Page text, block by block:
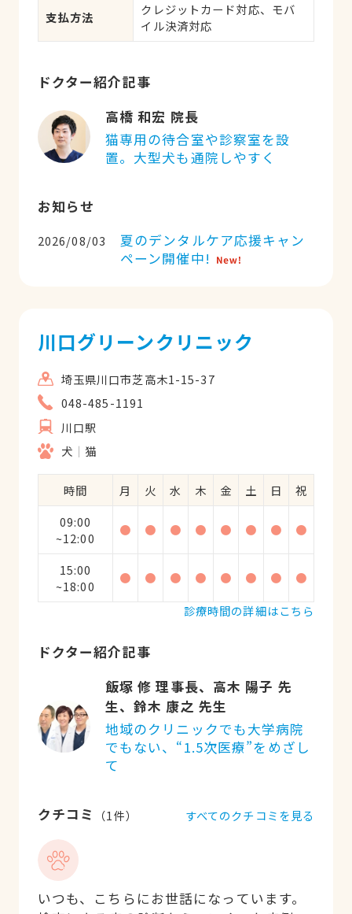
支払方法
クレジットカード対応、モバ
イル決済対応
ドクター紹介記事
高橋 和宏 院長
猫専用の待合室や診察室を設
置。大型犬も通院しやすく
お知らせ
2026/08/03
夏のデンタルケア応援キャン
ペーン開催中!
川口グリーンクリニック
埼玉県川口市芝高木1-15-37
048-485-1191
川口駅
犬
猫
時間 月 火 水 木 金 土 日
祝
09:00
~12:00
● ● ● ● ● ● ● ●
15:00
~18:00
● ● ● ● ● ● ●
●
診療時間の詳細はこちら
ドクター紹介記事
飯塚 修 理事長、高木 陽子 先
生、鈴木 康之 先生
地域のクリニックでも大学病院
でもない、“1.5次医療”をめざし
て
クチコミ （1件）
いつも、こちらにお世話になっています。
すべてのクチコミを見る